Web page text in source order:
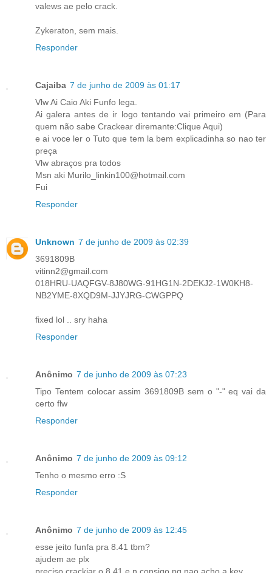
valews ae pelo crack.
Zykeraton, sem mais.
Responder
Cajaiba 7 de junho de 2009 às 01:17
Vlw Ai Caio Aki Funfo lega.
Ai galera antes de ir logo tentando vai primeiro em (Para
quem não sabe Crackear diremante:Clique Aqui)
e ai voce ler o Tuto que tem la bem explicadinha so nao ter
preça
Vlw abraços pra todos
Msn aki Murilo_linkin100@hotmail.com
Fui
Responder
Unknown 7 de junho de 2009 às 02:39
3691809B
vitinn2@gmail.com
018HRU-UAQFGV-8J80WG-91HG1N-2DEKJ2-1W0KH8-
NB2YME-8XQD9M-JJYJRG-CWGPPQ
fixed lol .. sry haha
Responder
Anônimo 7 de junho de 2009 às 07:23
Tipo Tentem colocar assim 3691809B sem o "-" eq vai da
certo flw
Responder
Anônimo 7 de junho de 2009 às 09:12
Tenho o mesmo erro :S
Responder
Anônimo 7 de junho de 2009 às 12:45
esse jeito funfa pra 8.41 tbm?
ajudem ae plx